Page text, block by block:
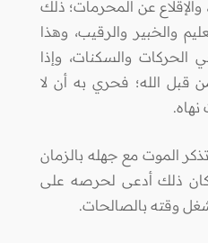
والإقلاع عن المحرمات؛ ذلك
والخبير والرقيب، وهذا
الحركات والسكنات، وإذا
قبل الله؛ فحري به أن لا
نهاه.
تذكر الموت مع جهله بالزمان
كان ذلك أدعى لحرصه على
وقته بالصالحات.